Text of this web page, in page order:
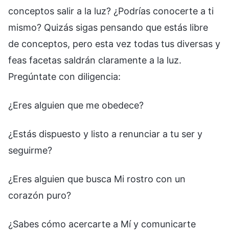
conceptos salir a la luz? ¿Podrías conocerte a ti
mismo? Quizás sigas pensando que estás libre
de conceptos, pero esta vez todas tus diversas y
feas facetas saldrán claramente a la luz.
Pregúntate con diligencia:
¿Eres alguien que me obedece?
¿Estás dispuesto y listo a renunciar a tu ser y
seguirme?
¿Eres alguien que busca Mi rostro con un
corazón puro?
¿Sabes cómo acercarte a Mí y comunicarte